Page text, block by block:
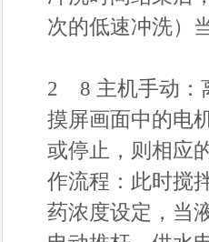
次的低速冲洗）
2 8 主机手动：
摸屏画面中的电
或停止，则相应
作流程：此时搅
药浓度设定，当